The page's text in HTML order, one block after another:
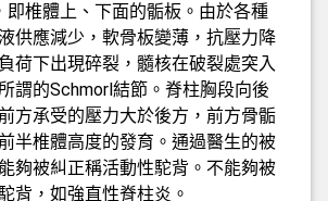
即椎體上、下面的骺板。由於各種
供應減少，軟骨板變薄，抗壓力降
荷下出現碎裂，髓核在破裂處突入
謂的Schmorl結節。脊柱胸段向後
方承受的壓力大於後方，前方骨骺
半椎體高度的發育。通過醫生的被
夠被糾正稱活動性駝背。不能夠被
背，如強直性脊柱炎。